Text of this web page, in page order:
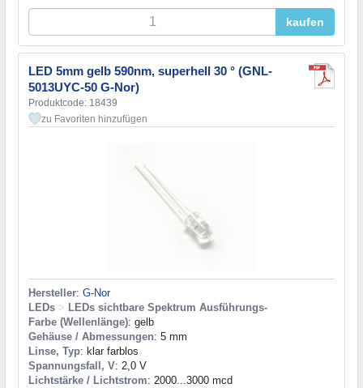
kaufen
LED 5mm gelb 590nm, superhell 30 ° (GNL-
5013UYC-50 G-Nor)
Produktcode: 18439
zu Favoriten hinzufügen
Hersteller: G-Nor
LEDs > LEDs sichtbare Spektrum Ausführungs-
Farbe (Wellenlänge): gelb
Gehäuse / Abmessungen: 5 mm
Linse, Typ: klar farblos
Spannungsfall, V: 2,0 V
Lichtstärke / Lichtstrom: 2000...3000 mcd